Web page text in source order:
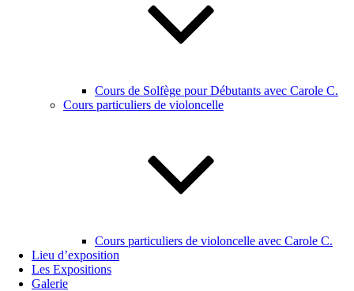
Cours de Solfège pour Débutants avec Carole C.
Cours particuliers de violoncelle
Cours particuliers de violoncelle avec Carole C.
Lieu d’exposition
Les Expositions
Galerie